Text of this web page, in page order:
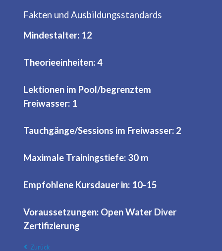
Fakten und Ausbildungsstandards
Mindestalter: 12
Theorieeinheiten: 4
Lektionen im Pool/begrenztem
Freiwasser: 1
Tauchgänge/Sessions im Freiwasser: 2
Maximale Trainingstiefe: 30 m
Empfohlene Kursdauer in: 10-15
Voraussetzungen: Open Water Diver
Zertifizierung
Zurück